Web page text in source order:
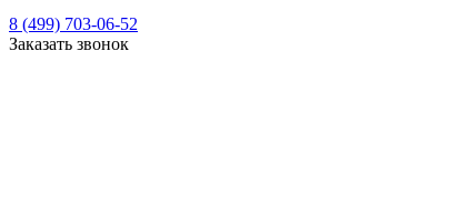
8 (499) 703-06-52
Заказать звонок